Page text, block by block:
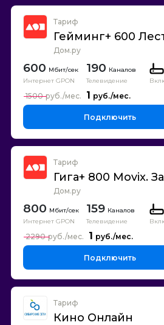
Тариф
Гейминг+ 600
Дом.ру
600
Интернет GPON
190 Каналов
Телевидение
1
1500
Подключить
Тариф
Гига+ 800 Movix.
Дом.ру
800
Интернет GPON
159 Каналов
Телевидение
1
2290
Подключить
Тариф
Кино Онлайн